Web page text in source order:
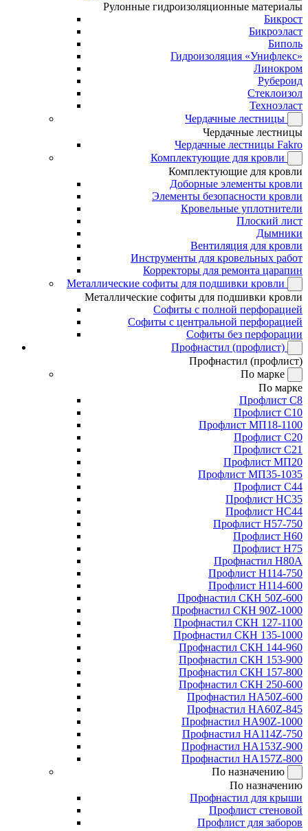
Рулонные гидроизоляционные материалы
Бикрост
Бикроэласт
Биполь
Гидроизоляция «Унифлекс»
Линокром
Рубероид
Стеклоизол
Техноэласт
Чердачные лестницы
Чердачные лестницы
Чердачные лестницы Fakro
Комплектующие для кровли
Комплектующие для кровли
Доборные элементы кровли
Элементы безопасности кровли
Кровельные уплотнители
Плоский лист
Дымники
Вентиляция для кровли
Инструменты для кровельных работ
Корректоры для ремонта царапин
Металлические софиты для подшивки кровли
Металлические софиты для подшивки кровли
Софиты с полной перфорацией
Софиты с центральной перфорацией
Софиты без перфорации
Профнастил (профлист)
Профнастил (профлист)
По марке
По марке
Профлист С8
Профлист С10
Профлист МП18-1100
Профлист С20
Профлист С21
Профлист МП20
Профлист МП35-1035
Профлист С44
Профлист НС35
Профлист НС44
Профлист Н57-750
Профлист Н60
Профлист Н75
Профнастил Н80А
Профлист Н114-750
Профлист Н114-600
Профнастил СКН 50Z-600
Профнастил СКН 90Z-1000
Профнастил СКН 127-1100
Профнастил СКН 135-1000
Профнастил СКН 144-960
Профнастил СКН 153-900
Профнастил СКН 157-800
Профнастил СКН 250-600
Профнастил НА50Z-600
Профнастил НА60Z-845
Профнастил НА90Z-1000
Профнастил НА114Z-750
Профнастил НА153Z-900
Профнастил НА157Z-800
По назначению
По назначению
Профнастил для крыши
Профлист стеновой
Профлист для заборов